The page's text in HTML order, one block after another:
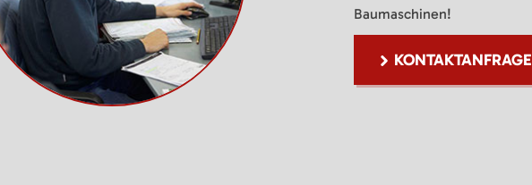
Baumaschinen!
KONTAKTANFRAGE